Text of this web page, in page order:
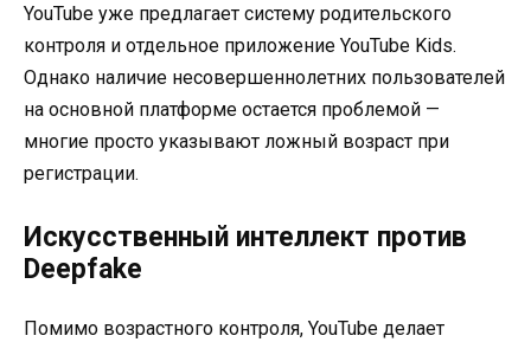
YouTube уже предлагает систему родительского
контроля и отдельное приложение YouTube Kids.
Однако наличие несовершеннолетних пользователей
на основной платформе остается проблемой —
многие просто указывают ложный возраст при
регистрации.
Искусственный интеллект против
Deepfake
Помимо возрастного контроля, YouTube делает